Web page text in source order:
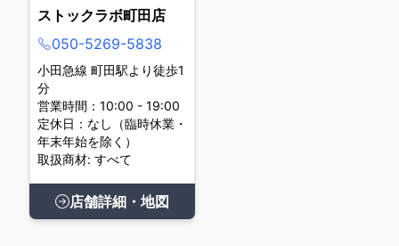
ストックラボ町田店
050-5269-5838
小田急線 町田駅より徒歩1
分
営業時間：10:00 - 19:00
定休日：なし（臨時休業・
年末年始を除く）
取扱商材: すべて
店舗詳細・地図